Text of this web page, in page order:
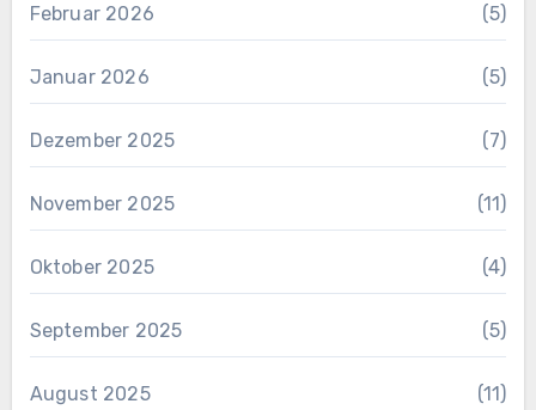
Februar 2026 (5)
Januar 2026 (5)
Dezember 2025 (7)
November 2025 (11)
Oktober 2025 (4)
September 2025 (5)
August 2025 (11)